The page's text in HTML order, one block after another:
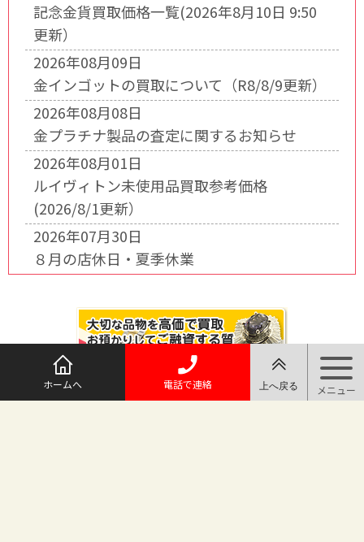
記念金貨買取価格一覧(2026年8月10日 9:50
更新）
2026年08月09日
金インゴットの買取について（R8/8/9更新）
2026年08月08日
金プラチナ製品の査定に関するお知らせ
2026年08月01日
ルイヴィトン未使用品買取参考価格
(2026/8/1更新）
2026年07月30日
８月の店休日・夏季休業
ホームへ 電話で連絡